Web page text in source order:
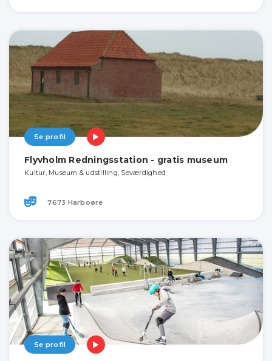
Se profil
Flyvholm Redningsstation - gratis museum
Kultur, Museum & udstilling, Seværdighed
7673 Harboøre
Se profil